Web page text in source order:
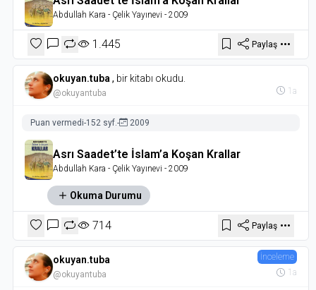
Abdullah Kara - Çelik Yayınevi - 2009
1.445 Paylaş
okuyan.tuba , bir kitabı okudu.
@okuyantuba 1a
Puan vermedi-152 syf.- 2009
Asrı Saadet’te İslam’a Koşan Krallar
Abdullah Kara - Çelik Yayınevi - 2009
Okuma Durumu
714 Paylaş
okuyan.tuba
@okuyantuba
İnceleme
1a